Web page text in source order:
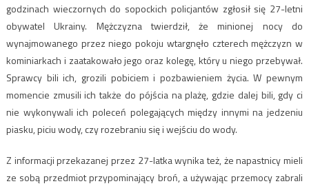
godzinach wieczornych do sopockich policjantów zgłosił się 27-letni
obywatel Ukrainy. Mężczyzna twierdził, że minionej nocy do
wynajmowanego przez niego pokoju wtargnęło czterech mężczyzn w
kominiarkach i zaatakowało jego oraz kolegę, który u niego przebywał.
Sprawcy bili ich, grozili pobiciem i pozbawieniem życia. W pewnym
momencie zmusili ich także do pójścia na plażę, gdzie dalej bili, gdy ci
nie wykonywali ich poleceń polegających między innymi na jedzeniu
piasku, piciu wody, czy rozebraniu się i wejściu do wody.
Z informacji przekazanej przez 27-latka wynika też, że napastnicy mieli
ze sobą przedmiot przypominający broń, a używając przemocy zabrali